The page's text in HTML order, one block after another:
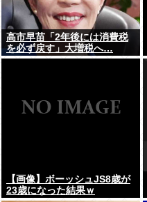
高市早苗「2年後には消費税
を必ず戻す」大増税へ…
【画像】ボーッシュJS8歳が
23歳になった結果ｗ